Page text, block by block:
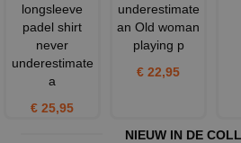
longsleeve
padel shirt
never
underestimate
a
€ 25,95
underestimate
an Old woman
playing p
€ 22,95
NIEUW IN DE